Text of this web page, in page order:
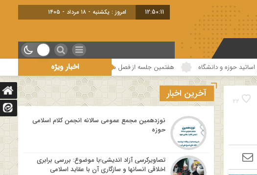
12:50:12 امروز : یکشنبه - ۱۸ مرداد - ۱۴۰۵
اخبار ویژه
هفتمین جلسه از فصل سوم سلسله نشست های “دین و چالش های روز” ویژه برنامه
22
آخرین اخبار
نوزدهمین مجمع عمومی سالانه انجمن کلام اسلامی
حوزه
تصاویرکرسی آزاد اندیشی؛با موضوع: بررسی برابری
اخلاقی انسانها و سازگاری آن با عقاید اسلامی